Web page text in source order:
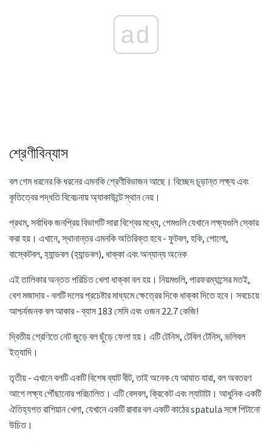
ad
শ্রেণীবিন্যাস
বল গেম ধরনের কি ধরনের এমনকি শ্রেণীবিভাজন আছে। বিচ্ছেদ চূড়ান্ত লক্ষ্য এবং
কৃতিত্বের পদ্ধতি বিবেচনায় অ্যাকাউন্টে স্থান নেয়।
প্রথম, সর্বাধিক জনপ্রিয় বিভাগটি সারা বিশ্বের মধ্যে, গেমগুলি যেখানে লক্ষ্যগুলি স্কোর
করা হয়। এখানে, স্থানান্তর এমনকি অতিরিক্ত হবে - ফুটবল, হকি, পোলো,
বাস্কেটবল, হ্যান্ডবল (হ্যান্ডবল), ধাক্কা এবং অন্যান্য অনেক
এই তালিকার অন্তত পরিচিত খেলা ধাক্কা বল হয়। নিয়মগুলি, পারফরম্যান্সের মতই,
বেশ মজাদার - বলটি দলের প্রচেষ্টার মাধ্যমে ক্ষেত্রের দিকে ধাক্কা দিতে হবে। সবচেয়ে
আশ্চর্যজনক বল আকার - ব্যাস 183 সেমি এবং ওজন 22.7 কেজি!
দ্বিতীয় শ্রেণিতে নেট জুড়ে বল ছুঁড়ে ফেলা হয়। এটি টেনিস, টেবিল টেনিস, ভলিবল
ইত্যাদি।
তৃতীয় - এখানে বলটি একটি বিশেষ ব্যাট বীট, তাই অনেক যে আঘাত যারা, বল অবতরণ
আগে লক্ষ্য পৌঁছানোর পরিচালিত। এটি বেসবল, ক্রিকেট এবং ল্যাটাটা। আধুনিক একটি
ঐতিহ্যগত রাশিয়ান খেলা, যেখানে একটি রাবার বল একটি কাঠের spatula সঙ্গে পিটানো
উচিত।